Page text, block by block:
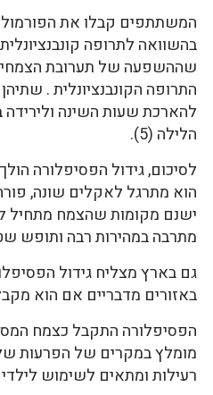
המשתתפים קבלו את
בהשוואה לתרופה
שההשפעה של תערובת
התרופה הקונבנציונלית .
להארכת שעות השינה
הלילה (5).
לסיכום, גידול הפסיפלורה
הוא מתרגל לאקלים שונה,
ישנם מקומות שהצמח מתחיל
מתרבה במהירות רבה ותופש
גם בארץ מצליח גידול
באזורים מדבריים אם הוא
הפסיפלורה התקבל כצמח
מומלץ במקרים של הפרעות
רעילות ומתאים לשימוש